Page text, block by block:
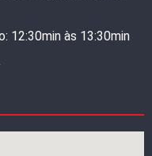
12:30min às 13:30min